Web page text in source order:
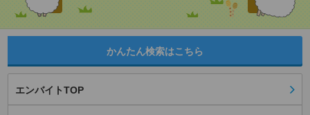
かんたん検索はこちら
エンバイトTOP